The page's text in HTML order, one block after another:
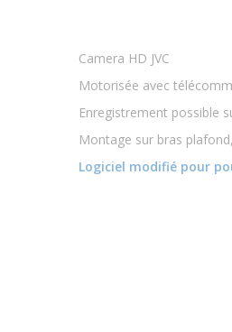
Camera HD JVC
Motorisée avec
Enregistrement possible
Montage sur bras
Logiciel modifié pour